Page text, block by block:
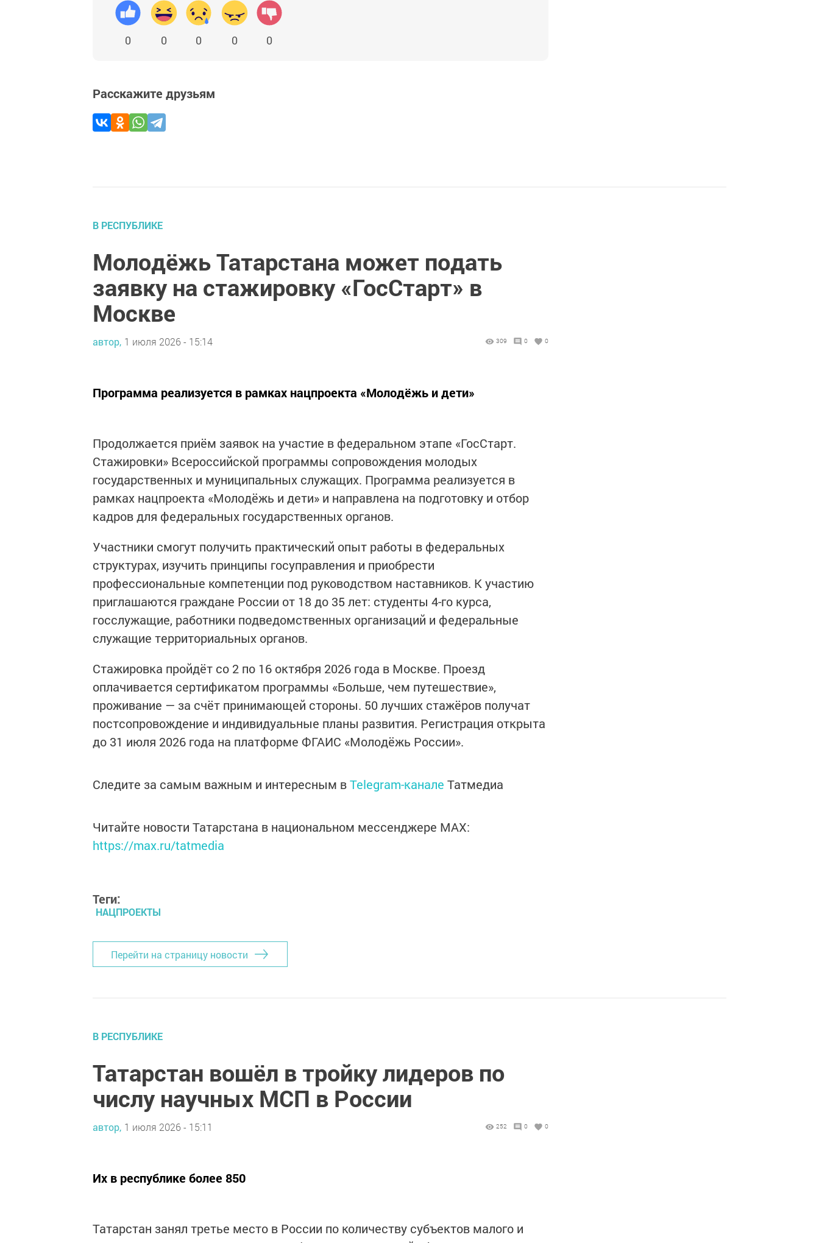
0 0 0 0 0
Расскажите друзьям
В РЕСПУБЛИКЕ
Молодёжь Татарстана может подать
заявку на стажировку «ГосСтарт» в
Москве
автор, 1 июля 2026 - 15:14 309 0 0
Программа реализуется в рамках нацпроекта «Молодёжь и дети»
Продолжается приём заявок на участие в федеральном этапе «ГосСтарт.
Стажировки» Всероссийской программы сопровождения молодых
государственных и муниципальных служащих. Программа реализуется в
рамках нацпроекта «Молодёжь и дети» и направлена на подготовку и отбор
кадров для федеральных государственных органов.
Участники смогут получить практический опыт работы в федеральных
структурах, изучить принципы госуправления и приобрести
профессиональные компетенции под руководством наставников. К участию
приглашаются граждане России от 18 до 35 лет: студенты 4-го курса,
госслужащие, работники подведомственных организаций и федеральные
служащие территориальных органов.
Стажировка пройдёт со 2 по 16 октября 2026 года в Москве. Проезд
оплачивается сертификатом программы «Больше, чем путешествие»,
проживание — за счёт принимающей стороны. 50 лучших стажёров получат
постсопровождение и индивидуальные планы развития. Регистрация открыта
до 31 июля 2026 года на платформе ФГАИС «Молодёжь России».
Следите за самым важным и интересным вTelegram-канале Татмедиа
Читайте новости Татарстана в национальном мессенджере MАХ:
https://max.ru/tatmedia
Теги:
НАЦПРОЕКТЫ
Перейти на страницу новости
В РЕСПУБЛИКЕ
Татарстан вошёл в тройку лидеров по
числу научных МСП в России
автор, 1 июля 2026 - 15:11 252 0 0
Их в республике более 850
Татарстан занял третье место в России по количеству субъектов малого и